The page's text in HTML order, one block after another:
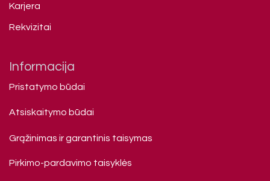
Karjera
Rekvizitai
Informacija
Pristatymo būdai
Atsiskaitymo būdai
Grąžinimas ir garantinis taisymas
Pirkimo-pardavimo taisyklės